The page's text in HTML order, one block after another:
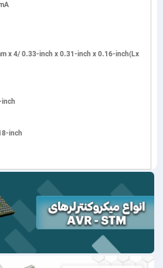
x 4/ 0.33-inch x 0.31-inch x 0.16-inch(Lx
inch